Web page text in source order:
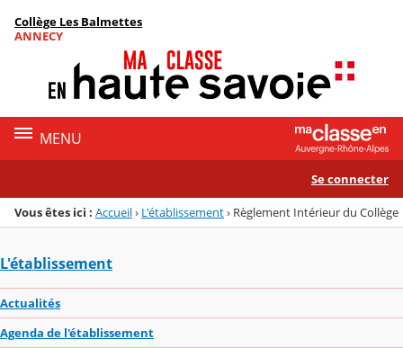
Menu de la rubrique
Contenu
Collège Les Balmettes
ANNECY
MENU
Se connecter
Vous êtes ici : Accueil› L'établissement› Règlement Intérieur du Collège
L'établissement
Actualités
Agenda de l'établissement